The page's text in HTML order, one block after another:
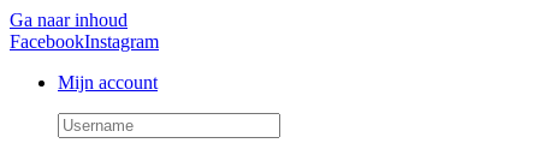
Ga naar inhoud
FacebookInstagram
Mijn account